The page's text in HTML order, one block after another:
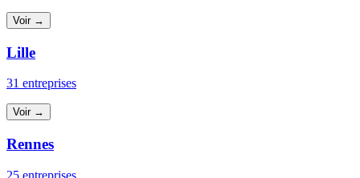
Voir →
Lille
31 entreprises
Voir →
Rennes
25 entreprises